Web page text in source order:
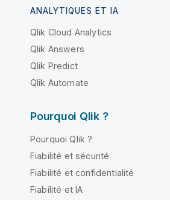
ANALYTIQUES ET IA
Qlik Cloud Analytics
Qlik Answers
Qlik Predict
Qlik Automate
Pourquoi Qlik ?
Pourquoi Qlik ?
Fiabilité et sécurité
Fiabilité et confidentialité
Fiabilité et IA